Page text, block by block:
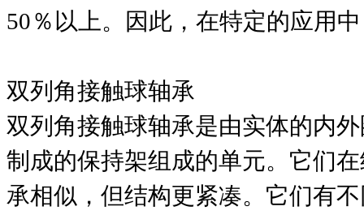
50％以上。因此，在特定的应用
双列角接触球轴承
双列角接触球轴承是由实体的内
制成的保持架组成的单元。它们
承相似，但结构更紧凑。它们有